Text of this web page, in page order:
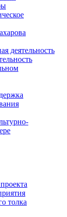
деятельность
толка